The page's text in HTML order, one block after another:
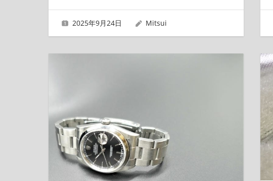
2025年9月24日 Mitsui